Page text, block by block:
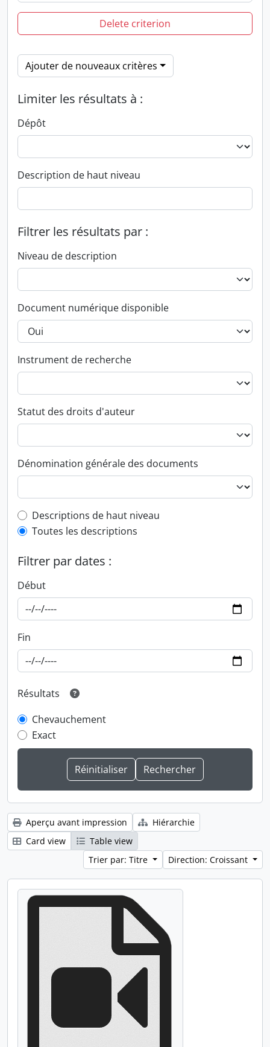
Delete criterion
Ajouter de nouveaux critères
Limiter les résultats à :
Dépôt
Description de haut niveau
Filtrer les résultats par :
Niveau de description
Document numérique disponible
Instrument de recherche
Statut des droits d'auteur
Dénomination générale des documents
Top-level description filter
Descriptions de haut niveau
Toutes les descriptions
Filtrer par dates :
Début
Fin
Résultats
Chevauchement
Exact
Aperçu avant impression
Hiérarchie
Card view
Table view
Trier par: Titre
Direction: Croissant